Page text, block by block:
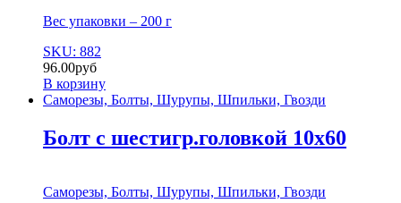
Вес упаковки – 200 г
SKU: 882
96.00руб
В корзину
Саморезы, Болты, Шурупы, Шпильки, Гвозди
Болт с шестигр.головкой 10х60
Саморезы, Болты, Шурупы, Шпильки, Гвозди